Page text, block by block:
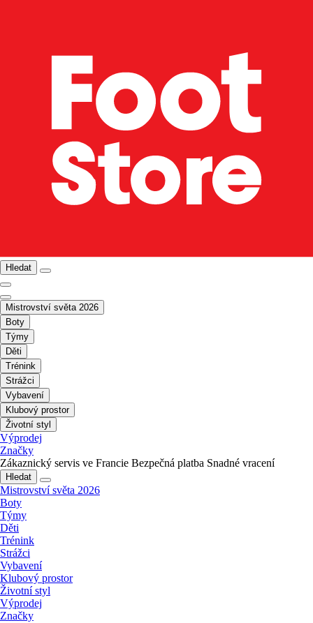
Hledat
Mistrovství světa 2026
Boty
Týmy
Děti
Trénink
Strážci
Vybavení
Klubový prostor
Životní styl
Výprodej
Značky
Zákaznický servis ve Francie Bezpečná platba Snadné vracení
Hledat
Mistrovství světa 2026
Boty
Týmy
Děti
Trénink
Strážci
Vybavení
Klubový prostor
Životní styl
Výprodej
Značky